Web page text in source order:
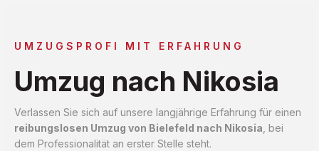
UMZUGSPROFI MIT ERFAHRUNG
Umzug nach Nikosia
Verlassen Sie sich auf unsere langjährige Erfahrung für einen
reibungslosen Umzug von Bielefeld nach Nikosia , bei
dem Professionalität an erster Stelle steht.